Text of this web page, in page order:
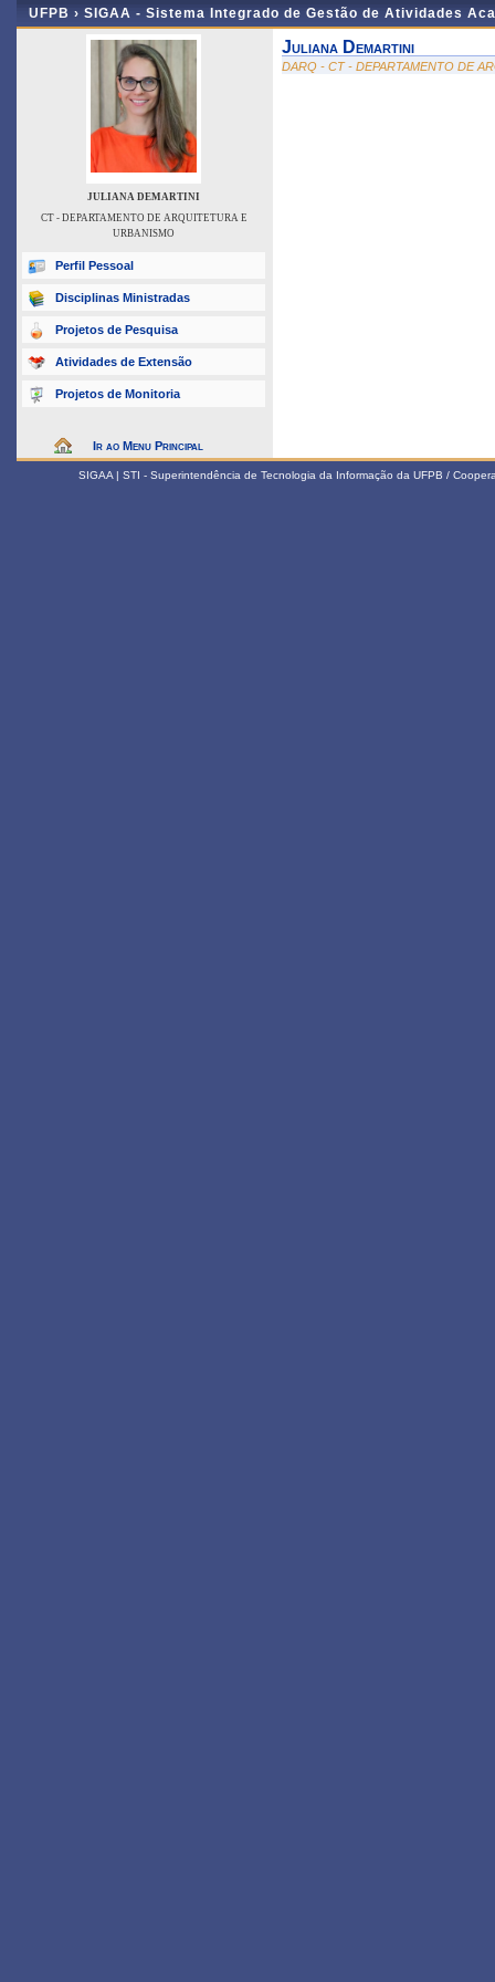
UFPB › SIGAA - Sistema Integrado de Gestão de Atividades
JULIANA DEMARTINI
CT - DEPARTAMENTO DE ARQUITETURA E
URBANISMO
Perfil Pessoal
Disciplinas Ministradas
Projetos de Pesquisa
Atividades de Extensão
Projetos de Monitoria
Ir ao Menu Principal
Juliana Demartini
DARQ - CT - DEPARTAMENTO DE
SIGAA | STI - Superintendência de Tecnologia da Informação da UFPB /